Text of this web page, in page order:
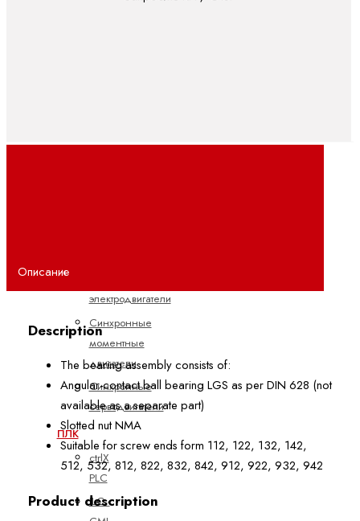
серводвигатели
электродвигатели
Синхронные
моментные
двигатели
Синхронные
серводвигатели
ПЛК
ctrlX
PLC
ILC -
Описание
Description
The bearing assembly consists of:
Angular-contact ball bearing LGS as per DIN 628 (not
available as a separate part)
Slotted nut NMA
Suitable for screw ends form 112, 122, 132, 142,
512, 532, 812, 822, 832, 842, 912, 922, 932, 942
Product description